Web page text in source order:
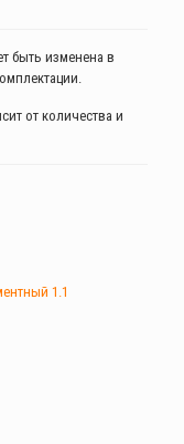
быть изменена в
от количества и
1.1